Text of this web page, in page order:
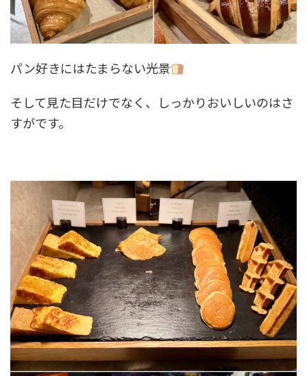
パン好きにはたまらない光景
そして見た目だけでなく、しっかりおいしいのはさ
すがです。